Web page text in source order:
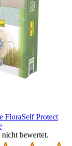
FloraSelf Protect
bewertet.